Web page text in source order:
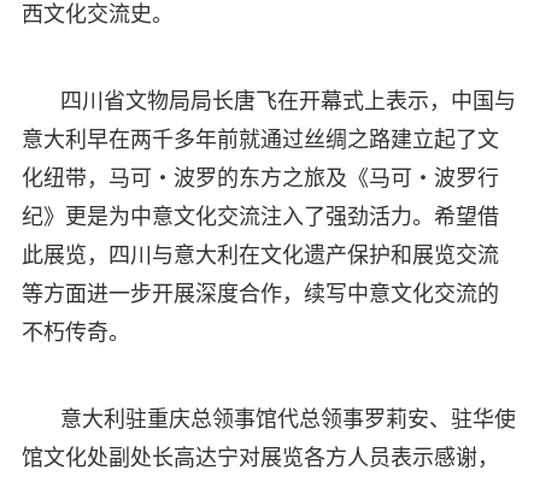
西文化交流史。
四川省文物局局长唐飞在开幕式上表示，中国与
意大利早在两千多年前就通过丝绸之路建立起了文
化纽带，马可・波罗的东方之旅及《马可・波罗行
纪》更是为中意文化交流注入了强劲活力。希望借
此展览，四川与意大利在文化遗产保护和展览交流
等方面进一步开展深度合作，续写中意文化交流的
不朽传奇。
意大利驻重庆总领事馆代总领事罗莉安、驻华使
馆文化处副处长高达宁对展览各方人员表示感谢，